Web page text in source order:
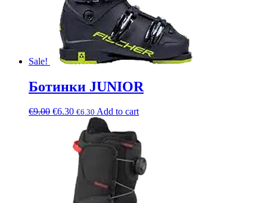
Sale!
Ботинки JUNIOR
€9.00 €6.30 €6.30 Add to cart